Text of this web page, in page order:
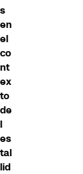
s
en
el
co
nt
ex
to
de
l
es
tal
lid